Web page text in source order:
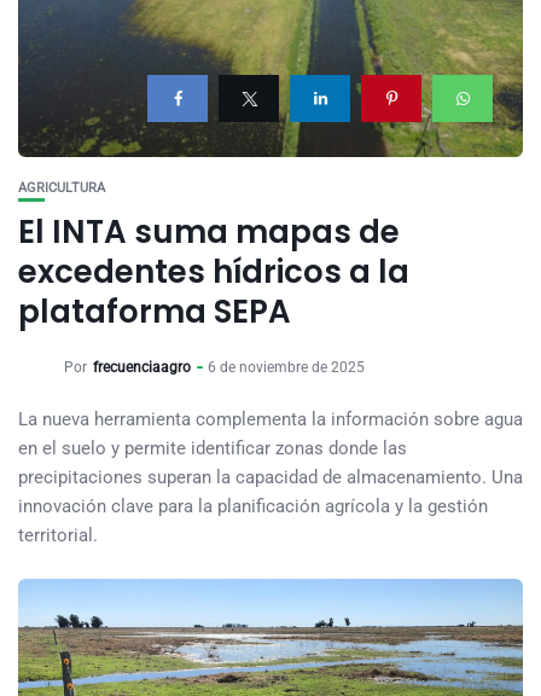
AGRICULTURA
El INTA suma mapas de
excedentes hídricos a la
plataforma SEPA
Por frecuenciaagro 6 de noviembre de 2025
La nueva herramienta complementa la información sobre agua
en el suelo y permite identificar zonas donde las
precipitaciones superan la capacidad de almacenamiento. Una
innovación clave para la planificación agrícola y la gestión
territorial.